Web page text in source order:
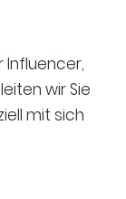
Influencer,
wir Sie
mit sich